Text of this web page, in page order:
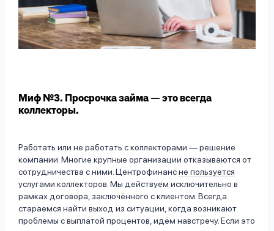
Миф №3. Просрочка займа — это всегда
коллекторы.
Работать или не работать с коллекторами — решение
компании. Многие крупные организации отказываются от
сотрудничества с ними. Центрофинансне пользуется
услугами коллекторов. Мы действуем исключительно в
рамках договора, заключённого с клиентом. Всегда
стараемся найти выход из ситуации, когда возникают
проблемы с выплатой процентов, идём навстречу. Если это